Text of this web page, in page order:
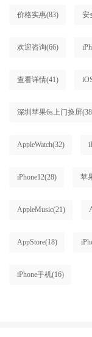
价格实惠(83) 安
欢迎咨询(66)
查看详情(41)
深圳苹果6s上门换屏
AppleWatch(32)
iPhone12(28) 苹
AppleMusic(21)
AppStore(18)
iPhone手机(16)